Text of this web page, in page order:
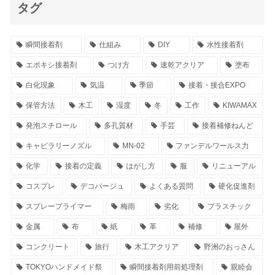
タグ
瞬間接着剤 仕組み DIY 水性接着剤
エポキシ接着剤 つけ方 速乾アクリア 塗布
白化現象 気温 季節 接着・接合EXPO
保管方法 木工 湿度 冬 工作 KIWAMAX
発泡スチロール 多孔質材 手芸 接着補修ねんど
キャピラリーノズル MN-02 ファンデルワールス力
化学 接着の定義 はがし方 服 リニューアル
コスプレ デコパージュ よくある質問 硬化促進剤
スプレープライマー 梅雨 劣化 プラスチック
金属 布 紙 革 補修 屋外
コンクリート 旅行 木工アクリア 野洲のおっさん
TOKYOハンドメイド祭 瞬間接着剤用前処理剤 親睦会